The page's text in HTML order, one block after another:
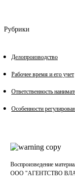
Рубрики
Делопроизводство
Рабочее время и его учет
Ответственность
Особенности
Воспроизведение
OOO "АГЕНТСТВО